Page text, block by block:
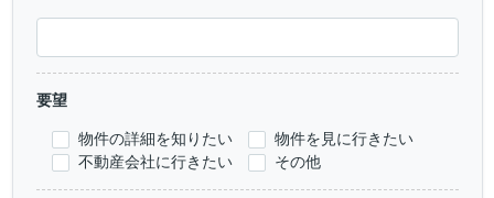
要望
物件の詳細を知りたい
物件を見に行きたい
不動産会社に行きたい
その他